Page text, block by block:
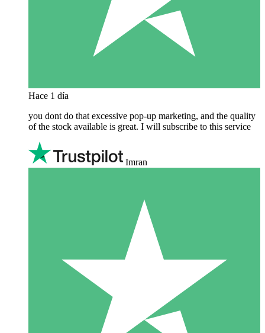
Hace 1 día
you dont do that excessive pop-up marketing, and the quality
of the stock available is great. I will subscribe to this service
Imran